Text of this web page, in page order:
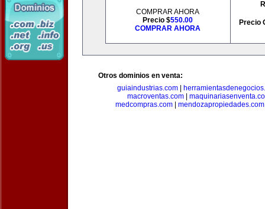
COMPRAR AHORA
Precio $550.00
COMPRAR AHORA
Precio
Otros dominios en venta:
guiaindustrias.com
macroventas.com
medcompras.com| mendozapropiedades.com